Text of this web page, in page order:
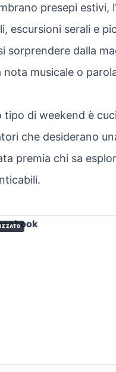
presepi
escursioni serali e
sorprendere dalla
nota musicale o
tipo di weekend è
che desiderano
premia chi sa